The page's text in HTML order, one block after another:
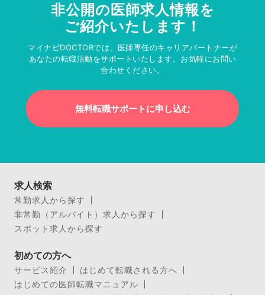
非公開の医師求人情報を
ご紹介いたします！
マイナビDOCTORでは、医師専任のキャリアパートナーが
あなたの転職活動をサポートいたします。お気軽にお問い
合わせください。
無料転職サポートに申し込む
求人検索
常勤求人から探す
非常勤（アルバイト）求人から探す
スポット求人から探す
初めての方へ
サービス紹介
はじめて転職される方へ
はじめての医師転職マニュアル